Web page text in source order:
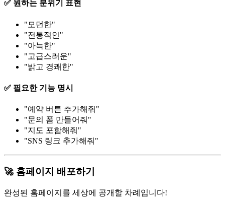
✅ 원하는 분위기 표현
"모던한"
"전통적인"
"아늑한"
"고급스러운"
"밝고 경쾌한"
✅ 필요한 기능 명시
"예약 버튼 추가해줘"
"문의 폼 만들어줘"
"지도 포함해줘"
"SNS 링크 추가해줘"
🚀 홈페이지 배포하기
완성된 홈페이지를 세상에 공개할 차례입니다!